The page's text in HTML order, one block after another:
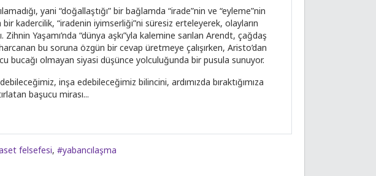
yani “doğallaştığı” bir bağlamda “irade”nin ve “eyleme”nin
kadercilik, “iradenin iyimserliği”ni süresiz erteleyerek, olayların
Yaşamı’nda “dünya aşkı”yla kalemine sarılan Arendt, çağdaş
bu soruna özgün bir cevap üretmeye çalışırken, Aristo’dan
bucağı olmayan siyasi düşünce yolculuğunda bir pusula sunuyor.
inşa edebileceğimiz bilincini, ardımızda bıraktığımıza
başucu mirası...
felsefesi, #yabancılaşma